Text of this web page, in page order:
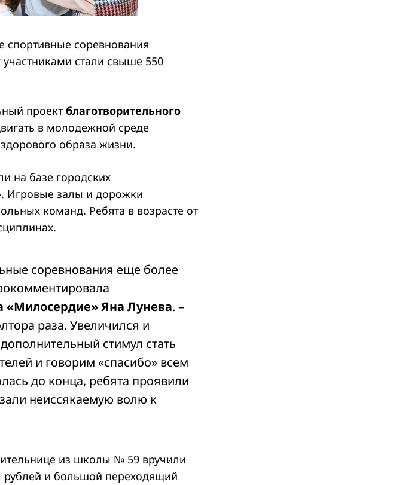
спортивные соревнования
стали свыше 550
проектблаготворительного
в молодежной среде
образа жизни.
на базе городских
Игровые залы и дорожки
команд. Ребята в возрасте от
соревнования еще более
«Милосердие» Яна Лунева. –
раза. Увеличился и
стимул стать
и говорим «спасибо» всем
до конца, ребята проявили
неиссякаемую волю к
из школы № 59 вручили
рублей и большой переходящий